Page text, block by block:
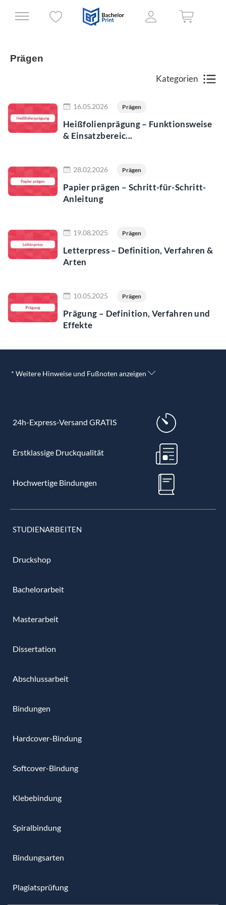
Prägen
Kategorien
16.05.2026 Prägen
Heißfolienprägung – Funktionsweise
& Einsatzbereic...
28.02.2026 Prägen
Papier prägen – Schritt-für-Schritt-
Anleitung
19.08.2025 Prägen
Letterpress – Definition, Verfahren &
Arten
10.05.2025 Prägen
Prägung – Definition, Verfahren und
Effekte
* Weitere Hinweise und Fußnoten anzeigen
24h-Express-Versand GRATIS
Erstklassige Druckqualität
Hochwertige Bindungen
STUDIENARBEITEN
Druckshop
Bachelorarbeit
Masterarbeit
Dissertation
Abschlussarbeit
Bindungen
Hardcover-Bindung
Softcover-Bindung
Klebebindung
Spiralbindung
Bindungsarten
Plagiatsprüfung